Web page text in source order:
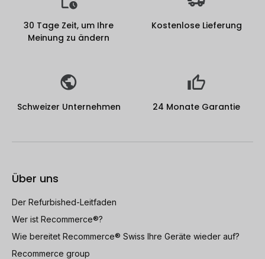
30 Tage Zeit, um Ihre
Meinung zu ändern
Kostenlose Lieferung
Schweizer Unternehmen 24 Monate Garantie
Über uns
Der Refurbished-Leitfaden
Wer ist Recommerce®?
Wie bereitet Recommerce® Swiss Ihre Geräte wieder auf?
Recommerce group